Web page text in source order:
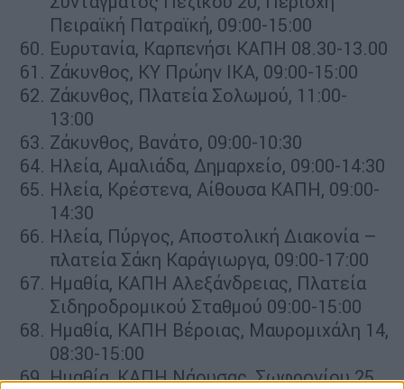
Πειραϊκή Πατραϊκή, 09:00-15:00
Ευρυτανία, Καρπενήσι ΚΑΠΗ 08.30-13.00
Ζάκυνθος, KY Πρώην ΙΚΑ, 09:00-15:00
Ζάκυνθος, Πλατεία Σολωμού, 11:00-
13:00
Ζάκυνθος, Βανάτο, 09:00-10:30
Ηλεία, Αμαλιάδα, Δημαρχείο, 09:00-14:30
Ηλεία, Κρέστενα, Αίθουσα ΚΑΠΗ, 09:00-
14:30
Ηλεία, Πύργος, Αποστολική Διακονία –
πλατεία Σάκη Καράγιωργα, 09:00-17:00
Ημαθία, ΚΑΠΗ Αλεξάνδρειας, Πλατεία
Σιδηροδρομικού Σταθμού 09:00-15:00
Ημαθία, ΚΑΠΗ Βέροιας, Μαυρομιχάλη 14,
08:30-15:00
Ημαθία, ΚΑΠΗ Νάουσας, Σωφρονίου 25,